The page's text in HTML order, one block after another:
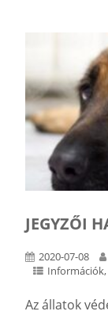
JEGYZŐI
2020-07-08
Információk
Az állatok